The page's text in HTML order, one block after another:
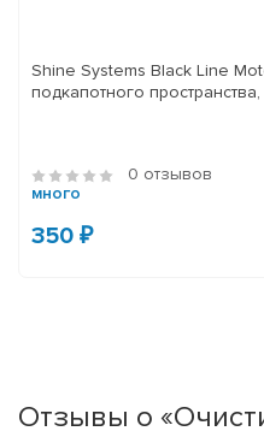
Shine Systems Black Line
подкапотного
0 отзывов
много
350 ₽
Отзывы о